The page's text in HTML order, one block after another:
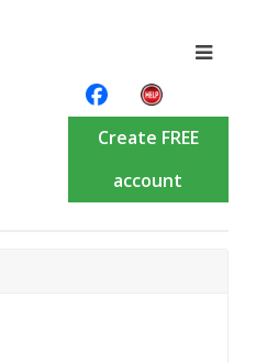
Create FREE
account